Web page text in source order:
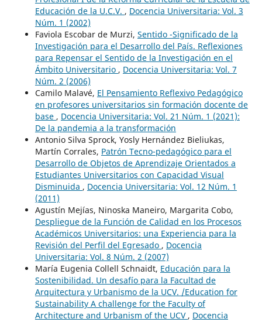
Educación de la U.C.V. , Docencia Universitaria: Vol. 3
Núm. 1 (2002)
Faviola Escobar de Murzi, Sentido -Significado de la
Investigación para el Desarrollo del País. Reflexiones
para Repensar el Sentido de la Investigación en el
Ámbito Universitario , Docencia Universitaria: Vol. 7
Núm. 2 (2006)
Camilo Malavé, El Pensamiento Reflexivo Pedagógico
en profesores universitarios sin formación docente de
base , Docencia Universitaria: Vol. 21 Núm. 1 (2021):
De la pandemia a la transformación
Antonio Silva Sprock, Yosly Hernández Bieliukas,
Martín Corrales, Patrón Tecno-pedagógico para el
Desarrollo de Objetos de Aprendizaje Orientados a
Estudiantes Universitarios con Capacidad Visual
Disminuida , Docencia Universitaria: Vol. 12 Núm. 1
(2011)
Agustín Mejías, Ninoska Maneiro, Margarita Cobo,
Despliegue de la Función de Calidad en los Procesos
Académicos Universitarios: una Experiencia para la
Revisión del Perfil del Egresado , Docencia
Universitaria: Vol. 8 Núm. 2 (2007)
María Eugenia Collell Schnaidt, Educación para la
Sostenibilidad. Un desafío para la Facultad de
Arquitectura y Urbanismo de la UCV. /Education for
Sustainability A challenge for the Faculty of
Architecture and Urbanism of the UCV , Docencia